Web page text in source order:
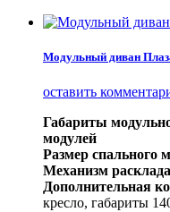
Модульный диван
оставить
Габариты
модулей
Размер спального
Механизм
Дополнительная
кресло, габариты